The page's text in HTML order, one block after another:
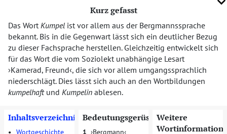
Kurz gefasst
Das WortKumpel ist vor allem aus der Bergmannssprache
bekannt. Bis in die Gegenwart lässt sich ein deutlicher Bezug
zu dieser Fachsprache herstellen. Gleichzeitig entwickelt sich
für das Wort die vom Soziolekt unabhängige Lesart
Kamerad, Freund , die sich vor allem umgangssprachlich
niederschlägt. Dies lässt sich auch an den Wortbildungen
kumpelhaftund Kumpelin ablesen.
Inhaltsverzeichnis
• Wortgeschichte
Bedeutungsgerüst
1
Bergmann
Weitere